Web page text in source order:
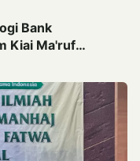
Bank
Kiai Ma'ruf